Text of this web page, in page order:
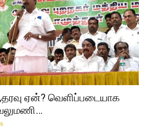
ஏன்? வெளிப்படையாக